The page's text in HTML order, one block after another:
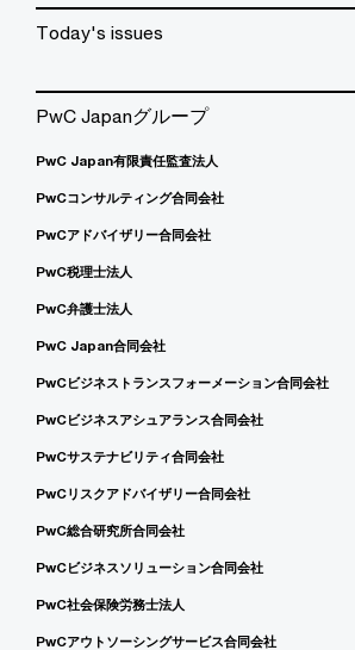
Today's issues
PwC Japanグループ
PwC Japan有限責任監査法人
PwCコンサルティング合同会社
PwCアドバイザリー合同会社
PwC税理士法人
PwC弁護士法人
PwC Japan合同会社
PwCビジネストランスフォーメーション合同会社
PwCビジネスアシュアランス合同会社
PwCサステナビリティ合同会社
PwCリスクアドバイザリー合同会社
PwC総合研究所合同会社
PwCビジネスソリューション合同会社
PwC社会保険労務士法人
PwCアウトソーシングサービス合同会社